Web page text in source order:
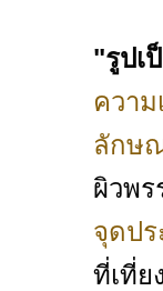
"รูปเ
ความ
ลักษ
ผิวพร
จุดปร
ที่เที่ย